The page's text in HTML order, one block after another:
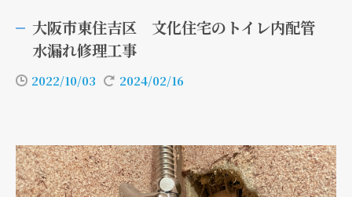
大阪市東住吉区 文化住宅のトイレ内配管
水漏れ修理工事
2022/10/03 2024/02/16